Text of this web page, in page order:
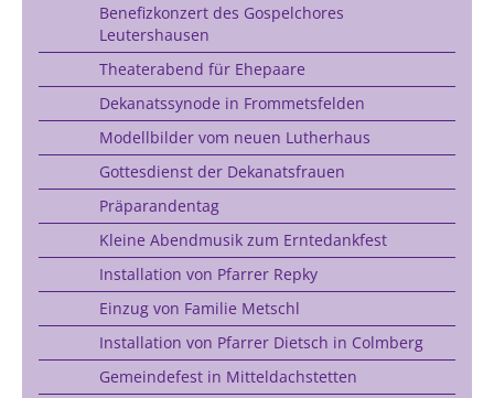
Benefizkonzert des Gospelchores
Leutershausen
Theaterabend für Ehepaare
Dekanatssynode in Frommetsfelden
Modellbilder vom neuen Lutherhaus
Gottesdienst der Dekanatsfrauen
Präparandentag
Kleine Abendmusik zum Erntedankfest
Installation von Pfarrer Repky
Einzug von Familie Metschl
Installation von Pfarrer Dietsch in Colmberg
Gemeindefest in Mitteldachstetten